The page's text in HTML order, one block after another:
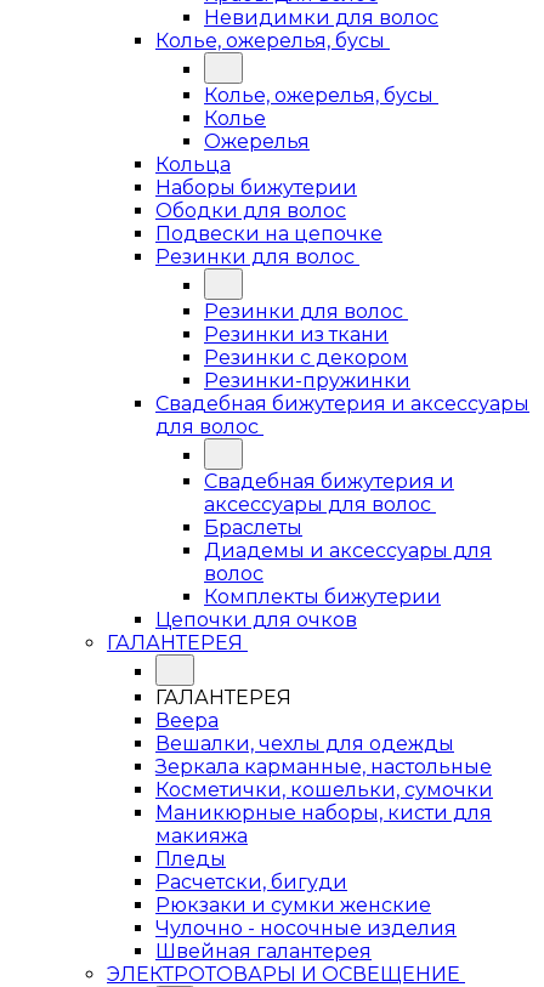
Невидимки для волос
Колье, ожерелья, бусы
Колье, ожерелья, бусы
Колье
Ожерелья
Кольца
Наборы бижутерии
Ободки для волос
Подвески на цепочке
Резинки для волос
Резинки для волос
Резинки из ткани
Резинки с декором
Резинки-пружинки
Свадебная бижутерия и аксессуары
для волос
Свадебная бижутерия и
аксессуары для волос
Браслеты
Диадемы и аксессуары для
волос
Комплекты бижутерии
Цепочки для очков
ГАЛАНТЕРЕЯ
ГАЛАНТЕРЕЯ
Веера
Вешалки, чехлы для одежды
Зеркала карманные, настольные
Косметички, кошельки, сумочки
Маникюрные наборы, кисти для
макияжа
Пледы
Расчетски, бигуди
Рюкзаки и сумки женские
Чулочно - носочные изделия
Швейная галантерея
ЭЛЕКТРОТОВАРЫ И ОСВЕЩЕНИЕ